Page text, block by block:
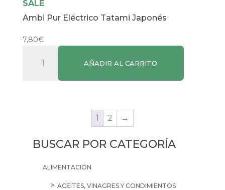
SALE
Ambi Pur Eléctrico Tatami Japonés
7,80€
AÑADIR AL CARRITO
1 2 →
BUSCAR POR CATEGORÍA
ALIMENTACIÓN
ACEITES, VINAGRES Y CONDIMIENTOS